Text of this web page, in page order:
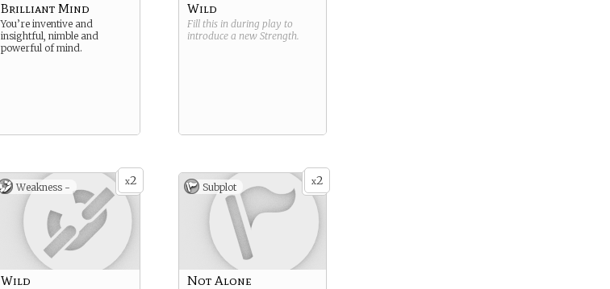
Brilliant Mind
You’re inventive and
insightful, nimble and
powerful of mind.
Wild
Fill this in during play to
introduce a new Strength.
x2
Weakness -
Wild
x2
Subplot
Not Alone